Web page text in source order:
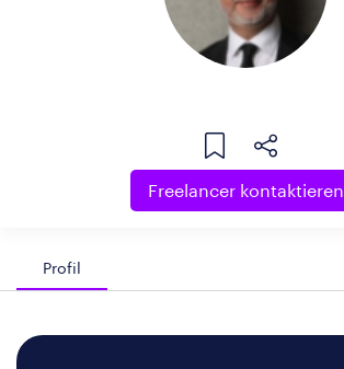
Freelancer kontaktieren
Profil